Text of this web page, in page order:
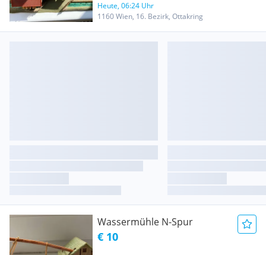
Heute, 06:24 Uhr
1160 Wien, 16. Bezirk, Ottakring
Wassermühle N-Spur
€ 10